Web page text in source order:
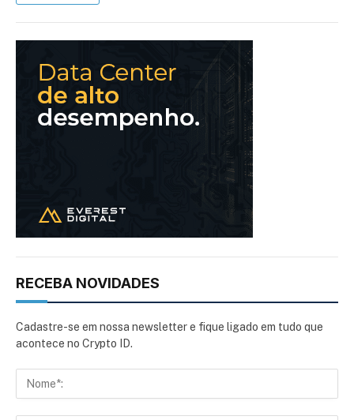
RECEBA NOVIDADES
Cadastre-se em nossa newsletter e fique ligado em tudo que
acontece no Crypto ID.